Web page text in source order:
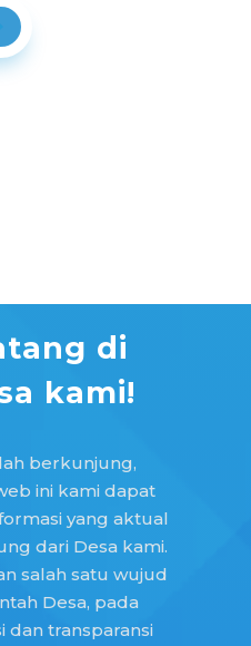
di
kami!
berkunjung,
ini kami dapat
yang aktual
dari Desa kami.
salah satu wujud
Desa, pada
dan transparansi